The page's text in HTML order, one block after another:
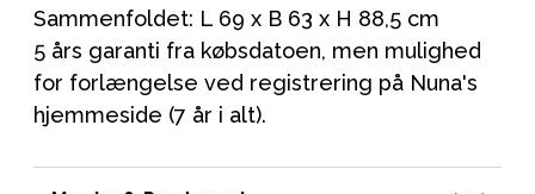
Sammenfoldet: L 69 x B 63 x H 88,5 cm
5 års garanti fra købsdatoen, men mulighed
for forlængelse ved registrering på Nuna's
hjemmeside (7 år i alt).